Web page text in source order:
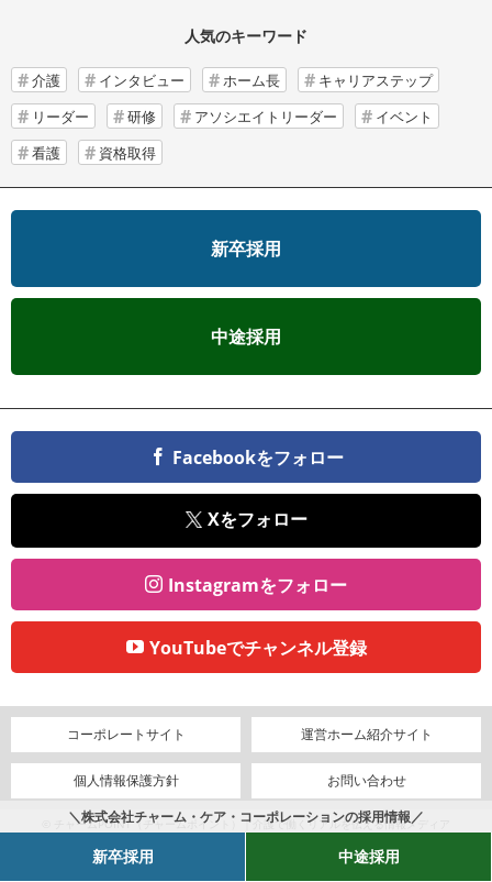
＼株式会社チャーム・ケア・コーポレーションの採用情報／
新卒採用 中途採用
人気のキーワード
介護 インタビュー ホーム長
キャリアステップ
リーダー
研修 アソシエイトリーダー
イベント
看護
資格取得
新卒採用
中途採用
Facebookをフォロー
Xをフォロー
Instagramをフォロー
YouTubeでチャンネル登録
コーポレートサイト 運営ホーム紹介サイト
個人情報保護方針 お問い合わせ
© チャームPOINT（チャームポイント）｜介護で働くリアルを伝える情報メディア